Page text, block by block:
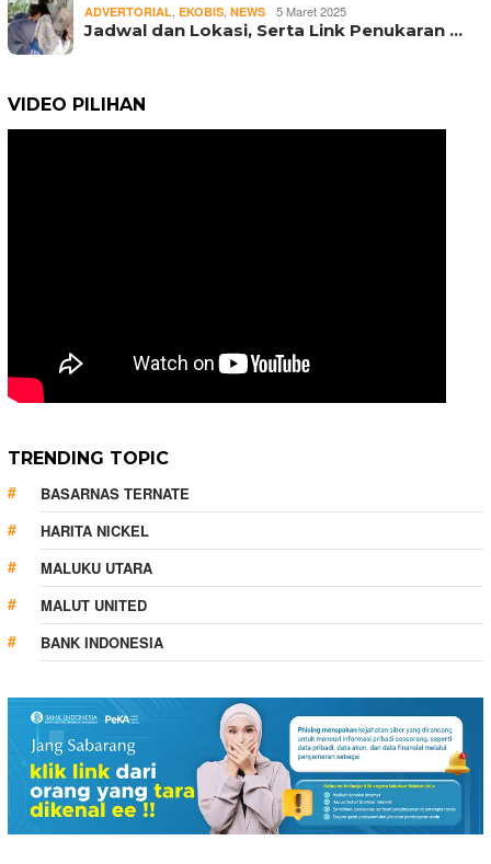
ADVERTORIAL EKOBIS NEWS 5 Maret 2025
Jadwal dan Lokasi, Serta Link Penukaran …
VIDEO PILIHAN
TRENDING TOPIC
BASARNAS TERNATE
HARITA NICKEL
MALUKU UTARA
MALUT UNITED
BANK INDONESIA